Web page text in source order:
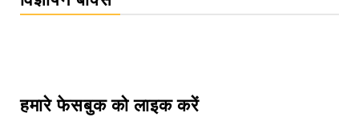
हमारे फेसबुक को लाइक करें